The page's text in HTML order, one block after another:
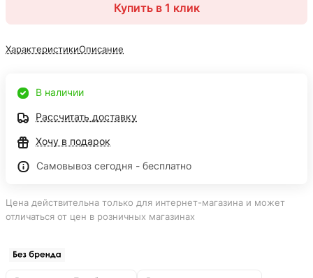
Купить в 1 клик
ХарактеристикиОписание
В наличии
Рассчитать доставку
Хочу в подарок
Самовывоз сегодня - бесплатно
Цена действительна только для интернет-магазина и может
отличаться от цен в розничных магазинах